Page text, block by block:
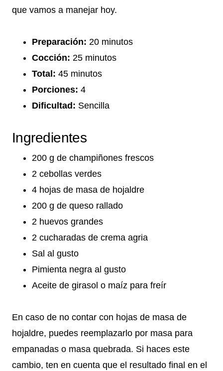
que vamos a manejar hoy.
Preparación: 20 minutos
Cocción: 25 minutos
Total: 45 minutos
Porciones: 4
Dificultad: Sencilla
Ingredientes
200 g de champiñones frescos
2 cebollas verdes
4 hojas de masa de hojaldre
200 g de queso rallado
2 huevos grandes
2 cucharadas de crema agria
Sal al gusto
Pimienta negra al gusto
Aceite de girasol o maíz para freír
En caso de no contar con hojas de masa de
hojaldre, puedes reemplazarlo por masa para
empanadas o masa quebrada. Si haces este
cambio, ten en cuenta que el resultado final en el